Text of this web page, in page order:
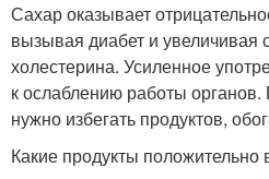
Сахар оказывает
вызывая диабет и увеличивая
холестерина. Усиленное
к ослаблению работы органов.
нужно избегать продуктов,
Какие продукты положительно